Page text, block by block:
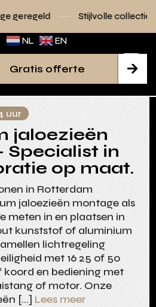
Stijlvolle collecties voor elk
NL EN

Gratis offerte
uur
jaloezieën
Specialist in
op maat.
in Rotterdam
jaloezieën montage als
meten in en plaatsen in
kunststof of aluminium
lichtregeling
met 16 25 of 50
en bediening met
of motor. Onze
[…] Lees meer